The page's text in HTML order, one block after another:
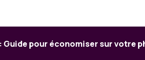
pour économiser sur votre